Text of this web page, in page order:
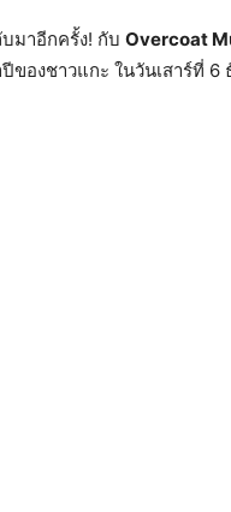
มาอีกครั้ง! กับ Overcoat
องชาวแกะ ในวันเสาร์ที่ 6